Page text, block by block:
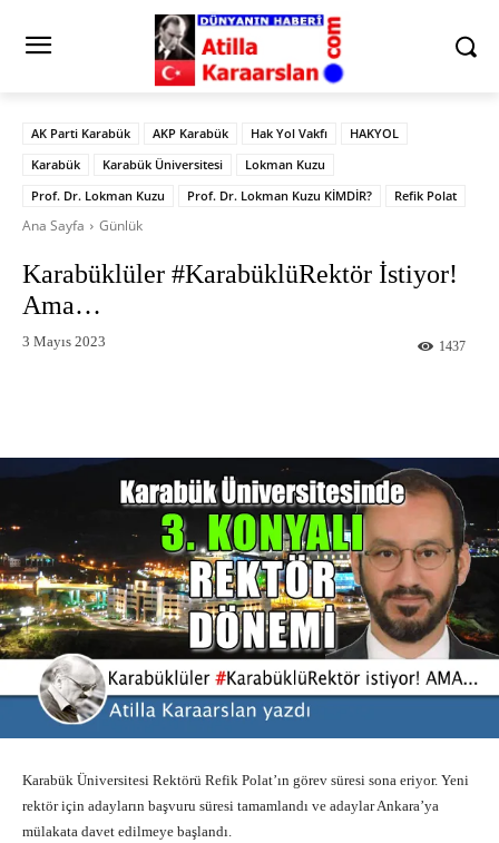
AK Parti Karabük AKP Karabük Hak Yol Vakfı
HAKYOL
Karabük
Karabük Üniversitesi
Lokman Kuzu
Prof. Dr. Lokman Kuzu
Prof. Dr. Lokman Kuzu KİMDİR? Refik Polat
Ana Sayfa Günlük
Karabüklüler #KarabüklüRektör İstiyor!
Ama…
3 Mayıs 2023 1437
Karabük Üniversitesi Rektörü Refik Polat’ın görev süresi sona eriyor. Yeni
rektör için adayların başvuru süresi tamamlandı ve adaylar Ankara’ya
mülakata davet edilmeye başlandı.